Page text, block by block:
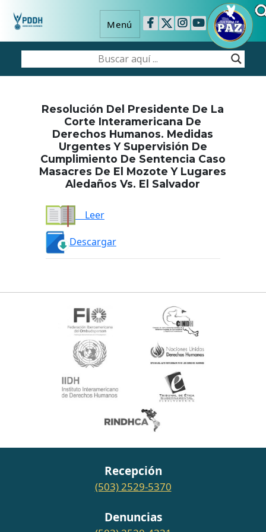
Menú
Resolución Del Presidente De La
Corte Interamericana De
Derechos Humanos. Medidas
Urgentes Y Supervisión De
Cumplimiento De Sentencia Caso
Masacres De El Mozote Y Lugares
Aledaños Vs. El Salvador
Leer
Descargar
Recepción
(503) 2529-5370
Denuncias